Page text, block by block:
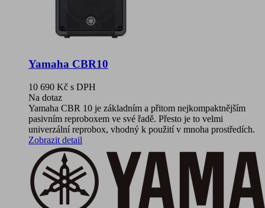
Yamaha CBR10
10 690 Kč s DPH
Na dotaz
Yamaha CBR 10 je základním a přitom nejkompaktnějším
pasivním reproboxem ve své řadě. Přesto je to velmi
univerzální reprobox, vhodný k použití v mnoha prostředích.
Zobrazit detail